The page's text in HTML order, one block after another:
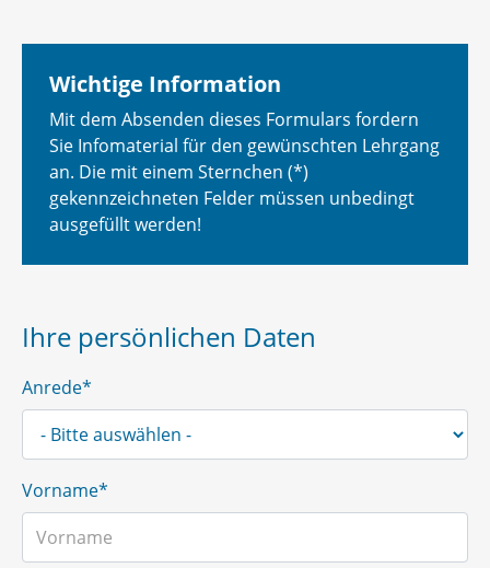
Wichtige Information
Mit dem Absenden dieses Formulars fordern
Sie Infomaterial für den gewünschten Lehrgang
an. Die mit einem Sternchen (*)
gekennzeichneten Felder müssen unbedingt
ausgefüllt werden!
Ihre persönlichen Daten
Anrede*
Vorname*